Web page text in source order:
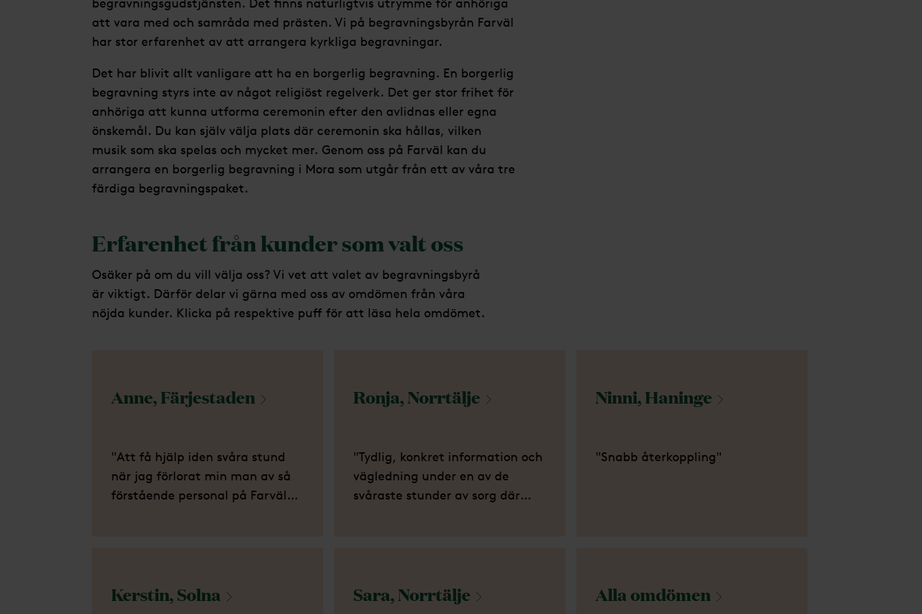
att vara med och samråda med prästen. Vi på begravningsbyrån Farväl
har stor erfarenhet av att arrangera kyrkliga begravningar.
Det har blivit allt vanligare att ha en borgerlig begravning. En borgerlig
begravning styrs inte av något religiöst regelverk. Det ger stor frihet för
anhöriga att kunna utforma ceremonin efter den avlidnas eller egna
önskemål. Du kan själv välja plats där ceremonin ska hållas, vilken
musik som ska spelas och mycket mer. Genom oss på Farväl kan du
arrangera en borgerlig begravning i Mora som utgår från ett av våra tre
färdiga begravningspaket.
Erfarenhet från kunder som valt oss
Osäker på om du vill välja oss? Vi vet att valet av begravningsbyrå
är viktigt. Därför delar vi gärna med oss av omdömen från våra
nöjda kunder. Klicka på respektive puff för att läsa hela omdömet.
Anne, Färjestaden
"Att få hjälp iden svåra stund
när jag förlorat min man av så
förstående personal på Farväl
Ronja, Norrtälje
"Tydlig, konkret information och
vägledning under en av de
svåraste stunder av sorg där
Ninni, Haninge
"Snabb återkoppling"
Kerstin, Solna Sara, Norrtälje Allaomdömen